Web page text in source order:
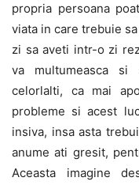
propria persoana
viata in care trebuie
zi sa aveti intr-o zi
va multumeasca
celorlalti, ca mai
probleme si acest
insiva, insa asta
anume ati gresit,
Aceasta imagine